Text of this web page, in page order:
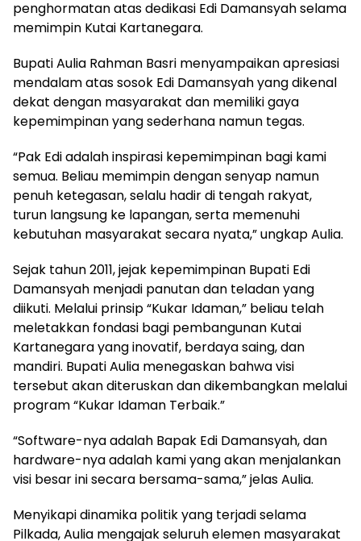
penghormatan atas dedikasi Edi Damansyah selama
memimpin Kutai Kartanegara.
Bupati Aulia Rahman Basri menyampaikan apresiasi
mendalam atas sosok Edi Damansyah yang dikenal
dekat dengan masyarakat dan memiliki gaya
kepemimpinan yang sederhana namun tegas.
“Pak Edi adalah inspirasi kepemimpinan bagi kami
semua. Beliau memimpin dengan senyap namun
penuh ketegasan, selalu hadir di tengah rakyat,
turun langsung ke lapangan, serta memenuhi
kebutuhan masyarakat secara nyata,” ungkap Aulia.
Sejak tahun 2011, jejak kepemimpinan Bupati Edi
Damansyah menjadi panutan dan teladan yang
diikuti. Melalui prinsip “Kukar Idaman,” beliau telah
meletakkan fondasi bagi pembangunan Kutai
Kartanegara yang inovatif, berdaya saing, dan
mandiri. Bupati Aulia menegaskan bahwa visi
tersebut akan diteruskan dan dikembangkan melalui
program “Kukar Idaman Terbaik.”
“Software-nya adalah Bapak Edi Damansyah, dan
hardware-nya adalah kami yang akan menjalankan
visi besar ini secara bersama-sama,” jelas Aulia.
Menyikapi dinamika politik yang terjadi selama
Pilkada, Aulia mengajak seluruh elemen masyarakat